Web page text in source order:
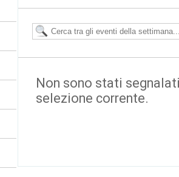
Non sono stati
selezione corrente.